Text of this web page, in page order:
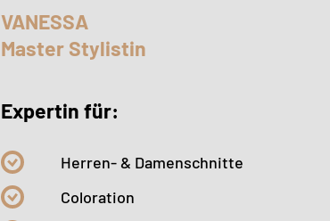
VANESSA
Master Stylistin
Expertin für:
Herren- & Damenschnitte
Coloration